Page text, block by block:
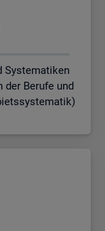
Systematiken
der Berufe und